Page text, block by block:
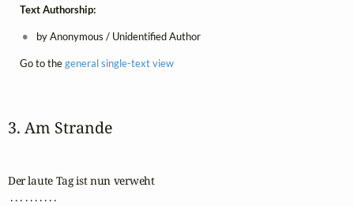
Text Authorship:
by Anonymous / Unidentified Author
Go to thegeneral single-text view
3. Am Strande
Der laute Tag ist nun verweht
. . . . . . . . . .